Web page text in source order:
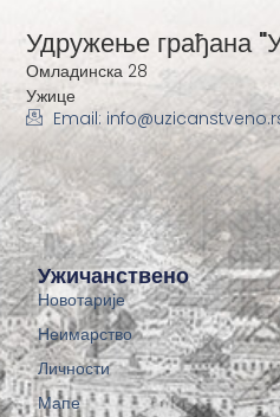
Ужичанствено
Новотарије
Неимарство
Личности
Мапе
Удружење грађана
Омладинска 28
Ужице
Email: